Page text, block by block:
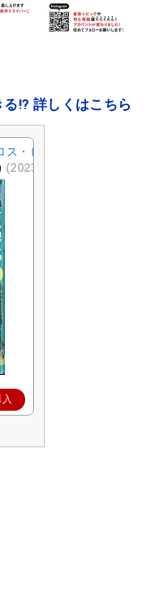
!? 詳しくはこちら
ス・ビュー) 2023年 9/14号 [
(2023/8/23時点)